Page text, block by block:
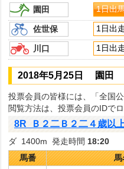
園田 1日出
佐世保 1日出
川口 1日出
2018年5月25日 園田
投票会員の皆様には、「全国
閲覧方法は、投票会員のIDで
8R Ｂ２二Ｂ２二４歳以
ダ 1400m 発走時間 18:20
馬番
馬